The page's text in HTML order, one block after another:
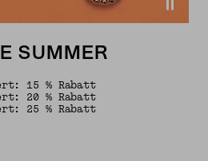
SUMMER
15 % Rabatt
20 % Rabatt
25 % Rabatt